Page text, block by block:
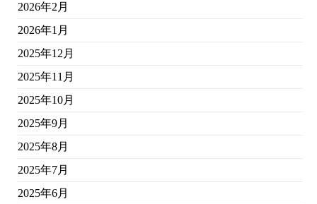
2026年2月
2026年1月
2025年12月
2025年11月
2025年10月
2025年9月
2025年8月
2025年7月
2025年6月